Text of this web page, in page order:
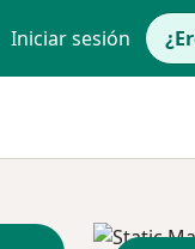
Iniciar sesión